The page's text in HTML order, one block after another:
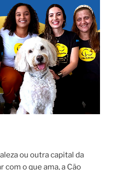
ou outra capital da
com o que ama, a Cão